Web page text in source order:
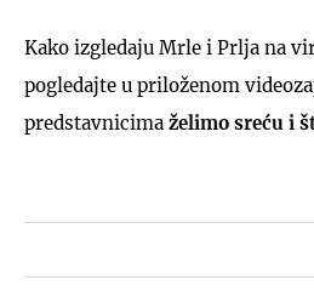
Kako izgledaju Mrle i Prlja na
pogledajte u priloženom
predstavnicima želimo sreću i